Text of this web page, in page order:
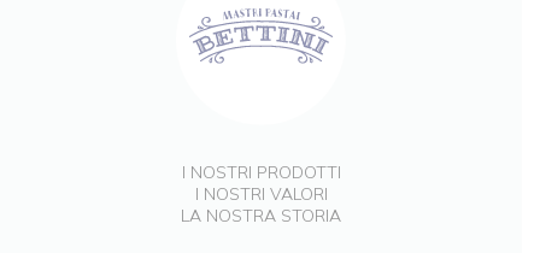
I NOSTRI PRODOTTI
I NOSTRI VALORI
LA NOSTRA STORIA